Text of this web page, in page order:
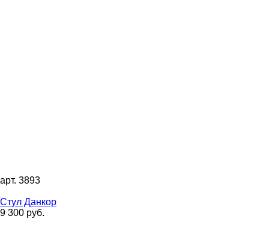
арт. 3893
Стул Данкор
9 300 руб.